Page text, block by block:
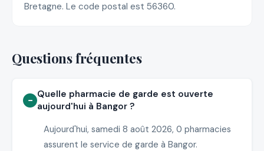
Bretagne. Le code postal est 56360.
Questions fréquentes
Quelle pharmacie de garde est ouverte
aujourd'hui à Bangor ?
Aujourd'hui, samedi 8 août 2026, 0 pharmacies
assurent le service de garde à Bangor.